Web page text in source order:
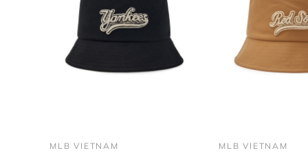
MLB VIETNAM MLB VIETNAM